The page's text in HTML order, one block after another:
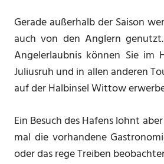
Gerade außerhalb der Saison
auch von den Anglern
Angelerlaubnis können Sie im
Juliusruh und in allen anderen
auf der Halbinsel Wittow
Ein Besuch des Hafens lohnt
mal die vorhandene
oder das rege Treiben